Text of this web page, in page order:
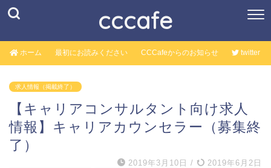
cccafe
ホーム 最初にお読みください CCCafeからのお知らせ twitter
求人情報（掲載終了）
【キャリアコンサルタント向け求人
情報】キャリアカウンセラー（募集終
了）
2019年3月10日 / 2019年6月2日